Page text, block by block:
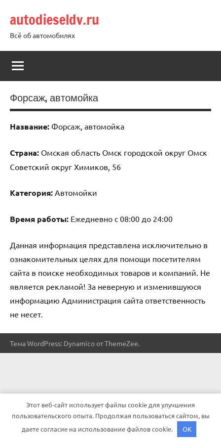
содержимому
autodieseldv.ru
Всё об автомобилях
Форсаж, автомойка
Название: Форсаж, автомойка
Страна: Омская область Омск городской округ Омск
Советский округ Химиков, 56
Категория: Автомойки
Время работы: Ежедневно с 08:00 до 24:00
Данная информация представлена исключительно в
ознакомительных целях для помощи посетителям
сайта в поиске необходимых товаров и компаний. Не
является рекламой! За неверную и изменившуюся
информацию Администрация сайта ответственность
не несет.
Тема WordPress: Dynamico от ThemeZee.
Этот веб-сайт использует файлы cookie для улучшения
пользовательского опыта. Продолжая пользоваться сайтом, вы
даете согласие на использование файлов cookie.
OK